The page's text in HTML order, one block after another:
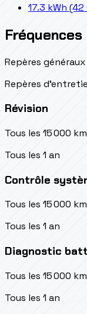
17.3 kWh (42
Repères
Repères
Révision
Tous les 15 000 km
Tous les 1 an
Contrôle
Tous les 15 000 km
Tous les 1 an
Diagnostic
Tous les 15 000 km
Tous les 1 an